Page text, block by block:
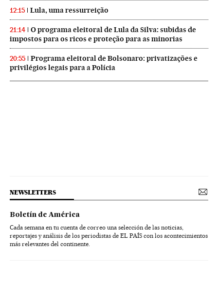
12:15 Lula, uma ressurreição
21:14
O programa eleitoral de Lula da Silva: subidas de
impostos para os ricos e proteção para as minorias
20:55
Programa eleitoral de Bolsonaro: privatizações e
privilégios legais para a Polícia
NEWSLETTERS
Boletín de América
Cada semana en tu cuenta de correo una selección de las noticias,
reportajes y análisis de los periodistas de EL PAÍS con los acontecimientos
más relevantes del continente.